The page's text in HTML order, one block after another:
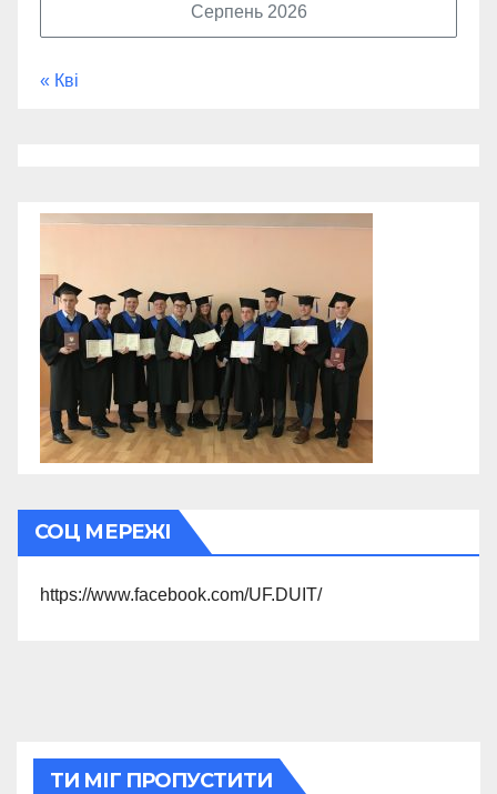
Серпень 2026
« Кві
СОЦ МЕРЕЖІ
https://www.facebook.com/UF.DUIT/
ТИ МІГ ПРОПУСТИТИ